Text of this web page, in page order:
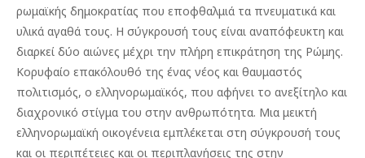
ρωμαϊκής δημοκρατίας που εποφθαλμιά τα πνευματικά και
υλικά αγαθά τους. Η σύγκρουσή τους είναι αναπόφευκτη και
διαρκεί δύο αιώνες μέχρι την πλήρη επικράτηση της Ρώμης.
Κορυφαίο επακόλουθό της ένας νέος και θαυμαστός
πολιτισμός, ο ελληνορωμαϊκός, που αφήνει το ανεξίτηλο και
διαχρονικό στίγμα του στην ανθρωπότητα. Μια μεικτή
ελληνορωμαϊκή οικογένεια εμπλέκεται στη σύγκρουσή τους
και οι περιπέτειες και οι περιπλανήσεις της στην